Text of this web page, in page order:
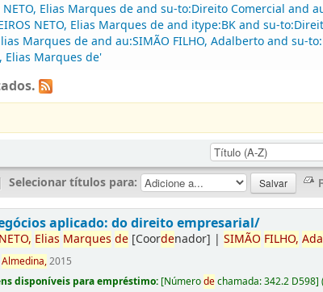
Elias Marques de and su-to:Direito Comercial and
NETO, Elias Marques de and itype:BK and su-
Marques de and au:SIMÃO FILHO, Adalberto and su-
Elias Marques de'
| Selecionar títulos para:
aplicado: do direito empresarial/
NETO, Elias Marques de [Coordenador] |SIMÃO FILHO,
Almedina,2015
disponíveis para empréstimo: [Númerodechamada:342.2 D598]